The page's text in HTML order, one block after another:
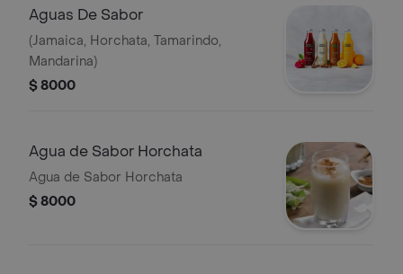
Aguas De Sabor
(Jamaica, Horchata, Tamarindo,
Mandarina)
$ 8000
Agua de Sabor Horchata
Agua de Sabor Horchata
$ 8000